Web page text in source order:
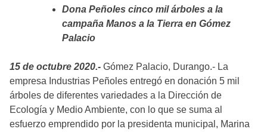
Dona Peñoles cinco mil árboles a la
campaña Manos a la Tierra en Gómez
Palacio
15 de octubre 2020.- Gómez Palacio, Durango.- La
empresa Industrias Peñoles entregó en donación 5 mil
árboles de diferentes variedades a la Dirección de
Ecología y Medio Ambiente, con lo que se suma al
esfuerzo emprendido por la presidenta municipal, Marina